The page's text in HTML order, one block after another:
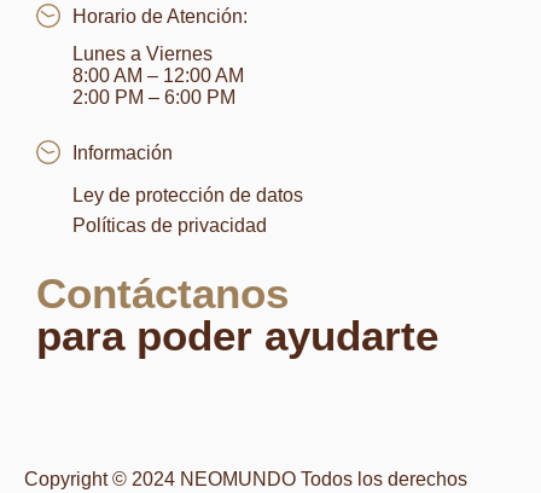
Horario de Atención:
Lunes a Viernes
8:00 AM – 12:00 AM
2:00 PM – 6:00 PM
Información
Ley de protección de datos
Políticas de privacidad
Contáctanos
para poder ayudarte
Copyright © 2024 NEOMUNDO Todos los derechos